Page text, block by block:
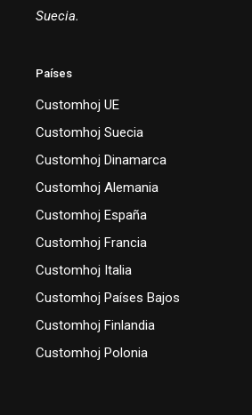
Suecia.
Países
Customhoj UE
Customhoj Suecia
Customhoj Dinamarca
Customhoj Alemania
Customhoj España
Customhoj Francia
Customhoj Italia
Customhoj Países Bajos
Customhoj Finlandia
Customhoj Polonia